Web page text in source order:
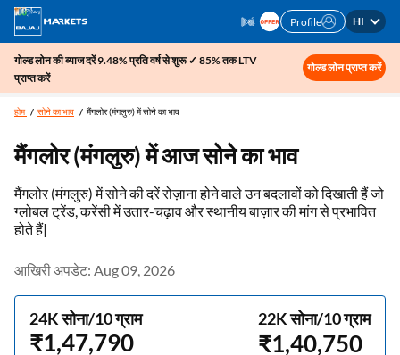
Profile HI
गोल्ड लोन की ब्याज दरें 9.48% प्रति वर्ष से शुरू ✓ 85% तक LTV
प्राप्त करें
गोल्ड लोन प्राप्त करें
होम सोने का भाव मैंगलोर (मंगलुरु) में सोने का भाव
मैंगलोर (मंगलुरु) में आज सोने का भाव
मैंगलोर (मंगलुरु) में सोने की दरें रोज़ाना होने वाले उन बदलावों को दिखाती हैं जो
ग्लोबल ट्रेंड, करेंसी में उतार-चढ़ाव और स्थानीय बाज़ार की मांग से प्रभावित
होते हैं|
आखिरी अपडेट: Aug 09, 2026
24K सोना/10 ग्राम
₹1,47,790
22K सोना/10 ग्राम
₹1,40,750